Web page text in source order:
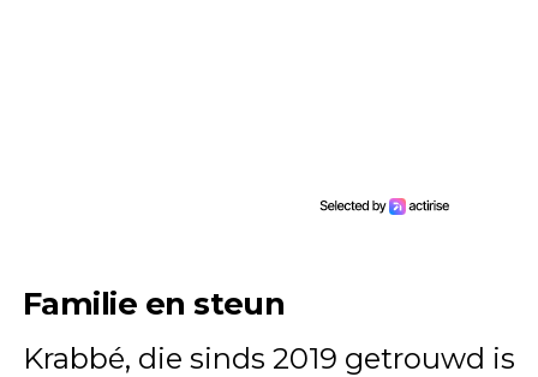
Familie en steun
Krabbé, die sinds 2019 getrouwd is